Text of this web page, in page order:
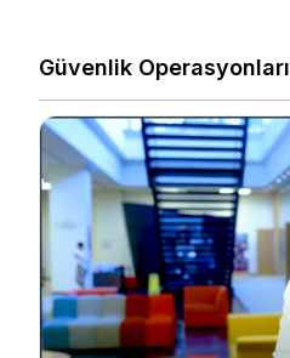
Güvenlik Operasyonları